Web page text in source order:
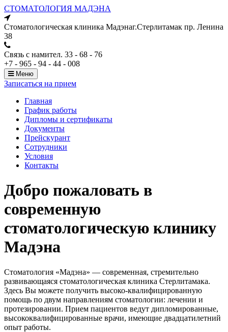
СТОМАТОЛОГИЯ МАДЭНА
Стоматологическая клиника Мадэнаг.Стерлитамак пр. Ленина
38
Связь с намител. 33 - 68 - 76
+7 - 965 - 94 - 44 - 008
Меню
Записаться на прием
Главная
График работы
Дипломы и сертификаты
Документы
Прейскурант
Сотрудники
Условия
Контакты
Добро пожаловать в
современную
стоматологическую клинику
Мадэна
Стоматология «Мадэна» — современная, стремительно
развивающаяся стоматологическая клиника Стерлитамака.
Здесь Вы можете получить высоко-квалифицированную
помощь по двум направлениям стоматологии: лечении и
протезировании. Прием пациентов ведут дипломированные,
высококвалифицированные врачи, имеющие двадцатилетний
опыт работы.